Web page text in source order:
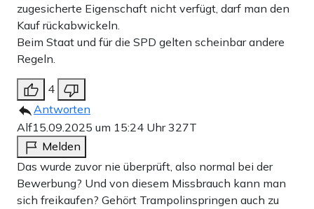
zugesicherte Eigenschaft nicht verfügt, darf man den
Kauf rückabwickeln.
Beim Staat und für die SPD gelten scheinbar andere
Regeln.
4
Antworten
Alf15.09.2025 um 15:24 Uhr327T
Melden
Das wurde zuvor nie überprüft, also normal bei der
Bewerbung? Und von diesem Missbrauch kann man
sich freikaufen? Gehört Trampolinspringen auch zu